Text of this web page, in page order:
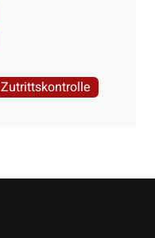
Zutrittskontrolle